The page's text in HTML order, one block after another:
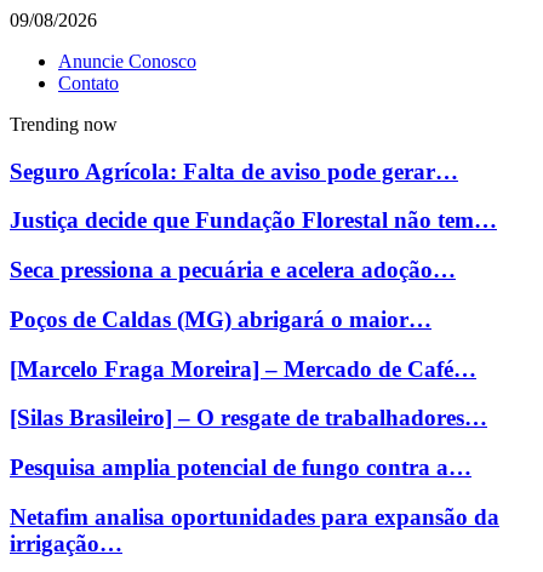
09/08/2026
Anuncie Conosco
Contato
Trending now
Seguro Agrícola: Falta de aviso pode gerar…
Justiça decide que Fundação Florestal não tem…
Seca pressiona a pecuária e acelera adoção…
Poços de Caldas (MG) abrigará o maior…
[Marcelo Fraga Moreira] – Mercado de Café…
[Silas Brasileiro] – O resgate de trabalhadores…
Pesquisa amplia potencial de fungo contra a…
Netafim analisa oportunidades para expansão da
irrigação…